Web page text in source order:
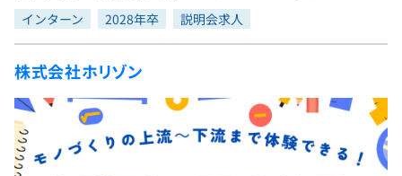
インターン
新卒エージェント
イベント・セミナー
インタビュー
問題集
4択課題
ナレッジ
リファレンス
プログラミング言語
評価結果一覧
再チャレンジ結果一覧
ゲーム・マンガ
Tech Team Journal
paiza times
paizaとは？
インターン 2028年卒 説明会求人
株式会社ホリゾン